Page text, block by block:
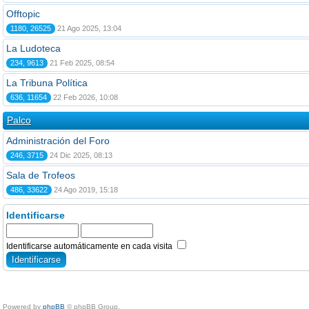
Offtopic
1180, 26525 21 Ago 2025, 13:04
La Ludoteca
234, 9613 21 Feb 2025, 08:54
La Tribuna Política
636, 11654 22 Feb 2026, 10:08
Palco
Administración del Foro
246, 3715 24 Dic 2025, 08:13
Sala de Trofeos
486, 33622 24 Ago 2019, 15:18
Identificarse
Identificarse automáticamente en cada visita
Powered by phpBB © phpBB Group.